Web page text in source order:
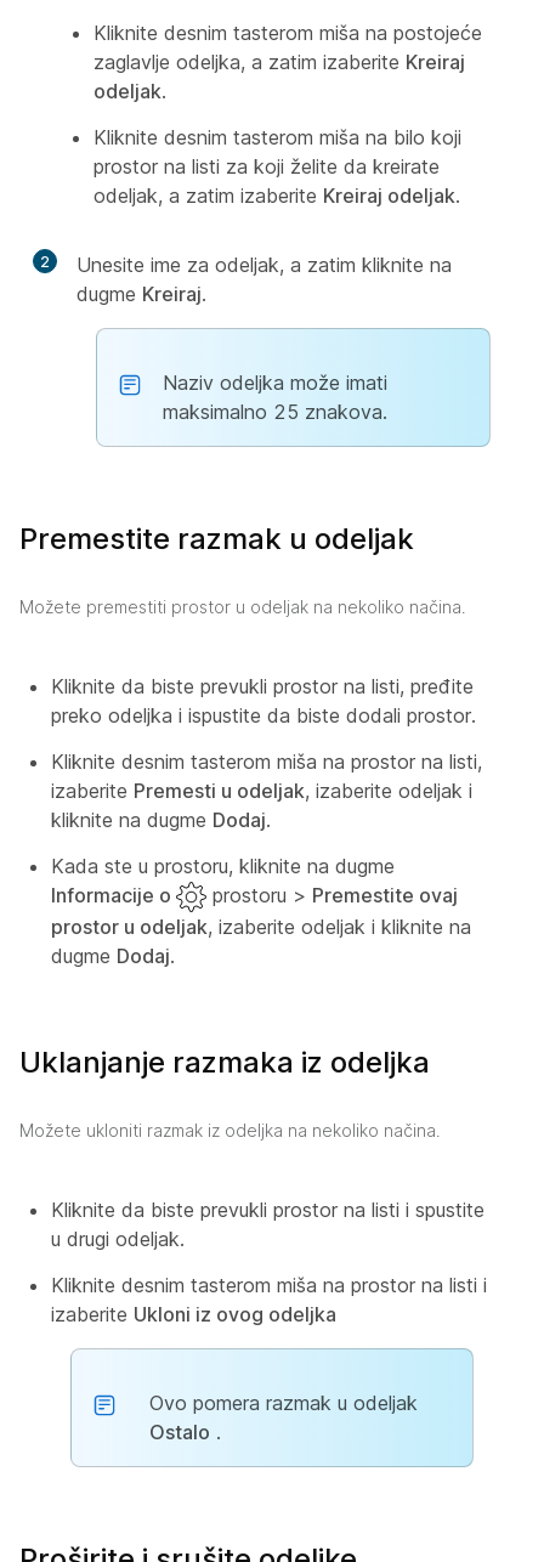
Kliknite desnim tasterom miša na postojeće
zaglavlje odeljka, a zatim izaberite Kreiraj
odeljak.
Kliknite desnim tasterom miša na bilo koji
prostor na listi za koji želite da kreirate
odeljak, a zatim izaberite Kreiraj odeljak.
2
Unesite ime za odeljak, a zatim kliknite na
dugme Kreiraj.
Naziv odeljka može imati
maksimalno 25 znakova.
Premestite razmak u odeljak
Možete premestiti prostor u odeljak na nekoliko načina.
Kliknite da biste prevukli prostor na listi, pređite
preko odeljka i ispustite da biste dodali prostor.
Kliknite desnim tasterom miša na prostor na listi,
izaberite Premesti u odeljak, izaberite odeljak i
kliknite na dugme Dodaj.
Kada ste u prostoru, kliknite na dugme
Informacije o
prostoru > Premestite ovaj
prostor u odeljak, izaberite odeljak i kliknite na
dugme Dodaj.
Uklanjanje razmaka iz odeljka
Možete ukloniti razmak iz odeljka na nekoliko načina.
Kliknite da biste prevukli prostor na listi i spustite
u drugi odeljak.
Kliknite desnim tasterom miša na prostor na listi i
izaberite Ukloni iz ovog odeljka
Ovo pomera razmak u odeljak
Ostalo .